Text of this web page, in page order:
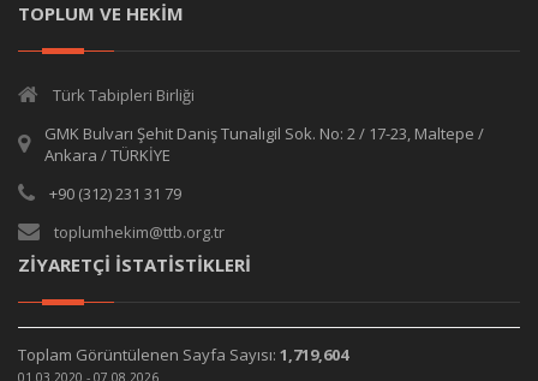
TOPLUM VE HEKİM
Türk Tabipleri Birliği
GMK Bulvarı Şehit Daniş Tunalıgil Sok. No: 2 / 17-23, Maltepe /
Ankara / TÜRKİYE
+90 (312) 231 31 79
toplumhekim@ttb.org.tr
ZİYARETÇİ İSTATİSTİKLERİ
Toplam Görüntülenen Sayfa Sayısı: 1,719,604
01.03.2020 - 07.08.2026